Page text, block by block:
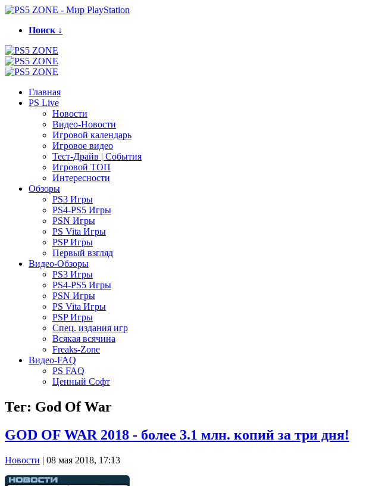
Поиск ↓
Главная
PS Live
Новости
Видео-Новости
Игровой календарь
Игровое видео
Тест-Драйв | События
Игровой ТОП
Интересности
Обзоры
PS3 Игры
PS4-PS5 Игры
PSN Игры
PS Vita Игры
PSP Игры
Первый взгляд
Видео-Обзоры
PS3 Игры
PS4-PS5 Игры
PSN Игры
PS Vita Игры
PSP Игры
Спец. издания игр
Всякая всячина
Freaks-Zone
Видео-FAQ
PS FAQ
Ценный Софт
Тег: God Of War
GOD OF WAR 2018 - более 3.1 млн. копий за три дня!
Новости | 08 мая 2018, 17:13